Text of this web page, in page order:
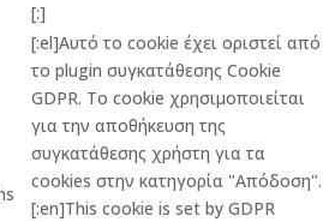
[:]
[:el]Αυτό το cookie έχει οριστεί από
το plugin συγκατάθεσης Cookie
GDPR. Το cookie χρησιμοποιείται
για την αποθήκευση της
συγκατάθεσης χρήστη για τα
cookies στην κατηγορία "Απόδοση".
[:en]This cookie is set by GDPR